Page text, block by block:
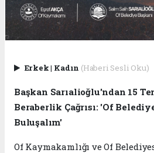
Erkek| Kadın (Haberi Sesli Oku)
Başkan Sarıalioğlu'ndan 15
Beraberlik Çağrısı: 'Of
Buluşalım'
Of Kaymakamlığı ve Of